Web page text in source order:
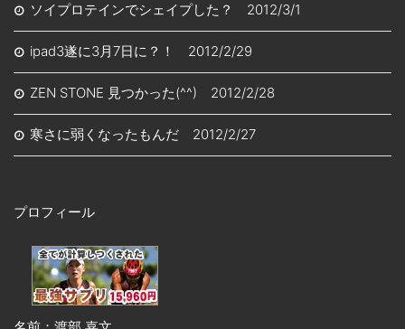
ソイプロテインでシェイプした？ 2012/3/1
ipad3遂に3月7日に？！ 2012/2/29
ZEN STONE 見つかった(^^) 2012/2/28
寒さに弱くなったもんだ 2012/2/27
プロフィール